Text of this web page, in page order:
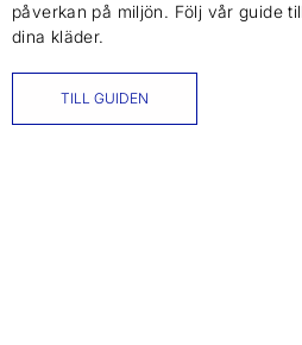
påverkan på miljön. Följ vår guide
dina kläder.
TILL GUIDEN